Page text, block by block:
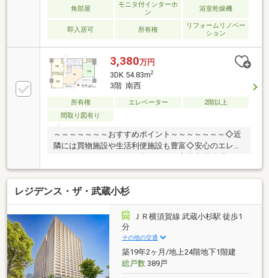
角部屋
モニタ付インターホ
ン
浴室乾燥機
即入居可 所有権
リフォームリノベー
ション
3,380万円
3DK 54.83m2
3階 南西
所有権 エレベーター
2階以上
間取り図有り
～～～～～～～おすすめポイント～～～～～～～◇近
隣には買物施設や生活利便施設も豊富◇安心のエレベ
ーター・オートロック・防犯カメラ完備◇開放感のあ
る2面バルコニー◇南西向き住戸につき陽当たり良好
◇全居室収納スペース付で広々住空間◇居住中につ
き、ご内覧には事前予約が必要となります【センチュ
リー２１ホームライフ】「０１２０-８６５-０２１」
（通話料無料）住宅ローンのご相談、無料ＦＰも承り
ます！お気軽にお問合せ下さい♪「登戸」駅から徒歩
３分！駐車場完備！『キッズルーム・授乳室・おむつ
変え室』も完備しておりますので、小さなお子様がい
らっしゃるお客様も安心してご来店下さい。
レジデンス・ザ・武蔵小杉
ＪＲ横須賀線 武蔵小杉駅 徒歩1
分
その他の交通
築19年2ヶ月/地上24階地下1階建
総戸数389戸